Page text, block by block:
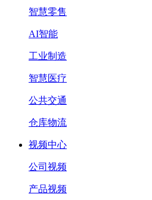
智慧零售
AI智能
工业制造
智慧医疗
公共交通
仓库物流
视频中心
公司视频
产品视频